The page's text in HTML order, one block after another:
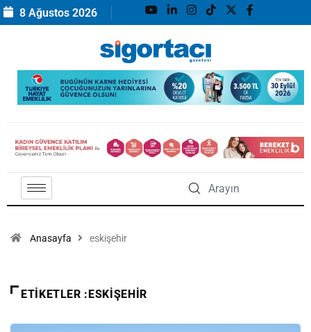
8 Ağustos 2026
Anasayfa eskişehir
ETIKETLER :ESKIŞEHIR